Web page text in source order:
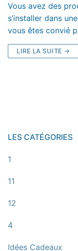
Vous avez des
s’installer dans
vous êtes convié
LIRE LA SUITE →
LES CATÉGORIES
1
11
12
4
Idées Cadeaux